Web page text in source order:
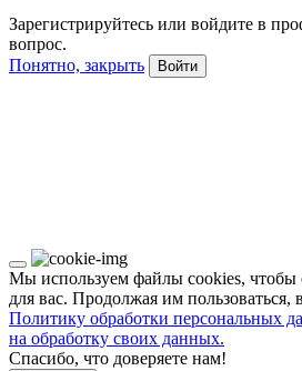
Зарегистрируйтесь или войдите в
вопрос.
Понятно, закрыть
Войти
Мы используем файлы cookies, чтобы
для вас. Продолжая им
Политику обработки персональных
на обработку своих данных.
Спасибо, что доверяете нам!